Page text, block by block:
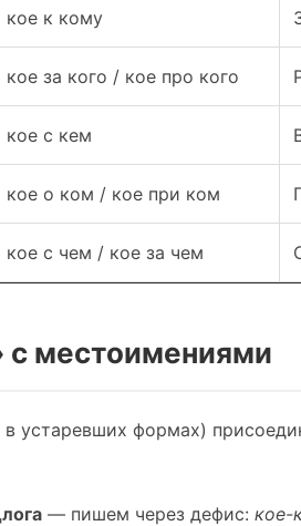
кое к кому
кое за кого / кое про кого
кое с кем
кое о ком / кое при ком
кое с чем / кое за чем
с местоимениями
в устаревших формах)
— пишем через дефис: кое-